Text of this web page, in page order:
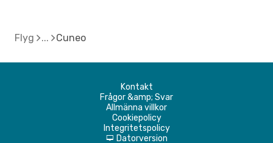
Flyg Cuneo
Kontakt
Frågor &amp; Svar
Allmänna villkor
Cookiepolicy
Integritetspolicy
d Datorversion